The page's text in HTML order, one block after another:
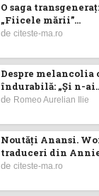
O saga
„Fiicele mării”...
deciteste-ma.ro
Despre melancolia
îndurabilă: „Și n-
de Romeo Aurelian Ilie
Noutăţi Anansi.
traduceri din
deciteste-ma.ro